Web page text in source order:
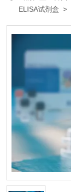
ELISA试剂盒 >